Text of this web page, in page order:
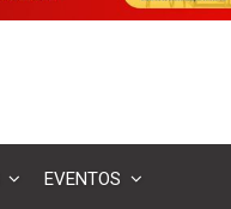
EVENTOS